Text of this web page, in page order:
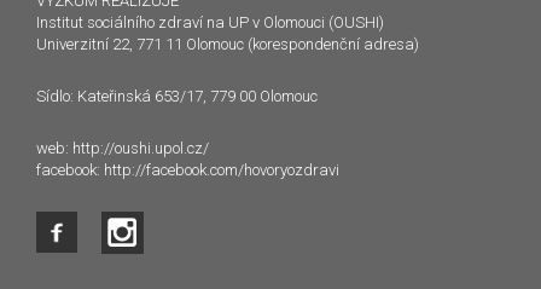
Institut sociálního zdraví na UP v Olomouci (OUSHI)
Univerzitní 22, 771 11 Olomouc (korespondenční adresa)
Sídlo: Kateřinská 653/17, 779 00 Olomouc
web: http://oushi.upol.cz/
facebook: http://facebook.com/hovoryozdravi